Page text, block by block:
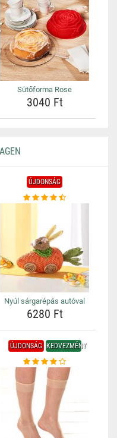
Sütőforma Rose
3040 Ft
ÚJDONSÁG
Nyúl sárgarépás autóval
6280 Ft
ÚJDONSÁG KEDVEZMÉNY